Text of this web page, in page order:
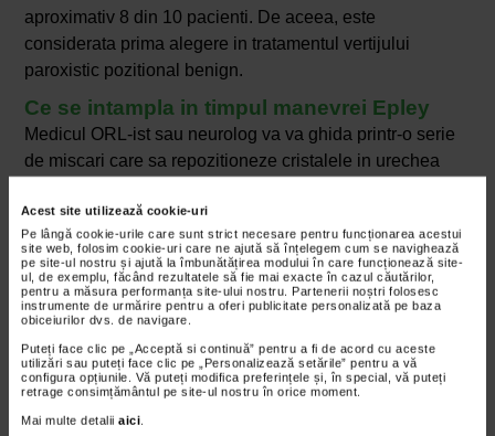
Acest site utilizează cookie-uri
Pe lângă cookie-urile care sunt strict necesare pentru funcționarea acestui
site web, folosim cookie-uri care ne ajută să înțelegem cum se navighează
pe site-ul nostru și ajută la îmbunătățirea modului în care funcționează site-
ul, de exemplu, făcând rezultatele să fie mai exacte în cazul căutărilor,
pentru a măsura performanța site-ului nostru. Partenerii noștri folosesc
instrumente de urmărire pentru a oferi publicitate personalizată pe baza
obiceiurilor dvs. de navigare.
Puteți face clic pe „Acceptă si continuă” pentru a fi de acord cu aceste
utilizări sau puteți face clic pe „Personalizează setările” pentru a vă
configura opțiunile. Vă puteți modifica preferințele și, în special, vă puteți
retrage consimțământul pe site-ul nostru în orice moment.
Mai multe detalii aici
aproximativ 8 din 10 pacienti. De aceea, este
considerata prima alegere in tratamentul vertijului
paroxistic pozitional benign.
Ce se intampla in timpul manevrei Epley
Medicul ORL-ist sau neurolog va va ghida printr-o serie
de miscari care sa repozitioneze cristalele in urechea
mentineti pozitia pentru aproximativ 20-30 de secunde.
Va va intoarce capul la 45 de grade, pe partea
urechii care cauzeaza vertijul.
Apoi va va ghida, mentinand pozitia, pentru a va
intinde pe pat cu capul in afara. In timpul acestei
etape simptomele de vertij se pot agrava.
Urmeaza sa va intoarceti capul usor catre partea